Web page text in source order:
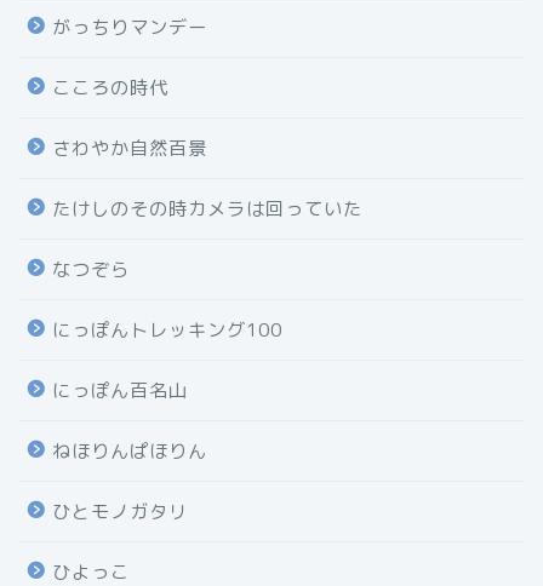
がっちりマンデー
こころの時代
さわやか自然百景
たけしのその時カメラは回っていた
なつぞら
にっぽんトレッキング100
にっぽん百名山
ねほりんぱほりん
ひとモノガタリ
ひよっこ